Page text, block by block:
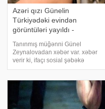
Azəri qızı Günelin
Türkiyədəki evindən
görüntüləri yayıldı -
Tanınmış müğənni Günel
Zeynalovadan xəbər var. xəbər
verir ki, ifaçı sosial şəbəkə
hesabında evindən yeni fotolarını
izləyicilərin marağına səbəb olub.
Həmin fotoları təqdim edirik: ( )